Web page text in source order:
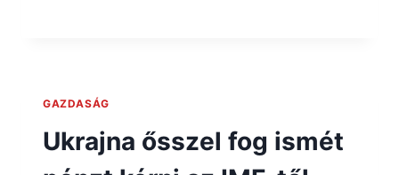
GAZDASÁG
Ukrajna ősszel fog ismét